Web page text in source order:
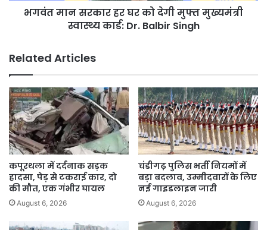
स्वास्थ्य
Singh
भगवंत मान सरकार हर घर को देगी मुफ्त मुख्यमंत्री
स्वास्थ्य कार्ड: Dr. Balbir Singh
Related Articles
कपूरथला में दर्दनाक सड़क
हादसा, पेड़ से टकराई कार, दो
की मौत, एक गंभीर घायल
August 6, 2026
चंडीगढ़ पुलिस भर्ती नियमों में
बड़ा बदलाव, उम्मीदवारों के लिए
नई गाइडलाइन जारी
August 6, 2026